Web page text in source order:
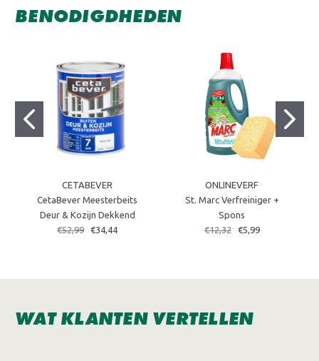
BENODIGDHEDEN
CETABEVER
CetaBever Meesterbeits
Deur & Kozijn Dekkend
€52,99
€34,44
ONLINEVERF
St. Marc Verfreiniger +
Spons
€12,32
€5,99
WAT KLANTEN VERTELLEN